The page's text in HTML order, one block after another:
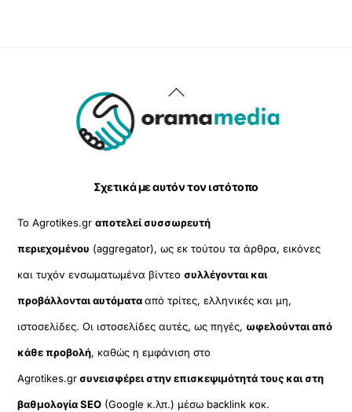
Back
To
Σχετικά με αυτόν τον ιστότοπο
Το Agrotikes.grαποτελεί συσσωρευτή
περιεχομένου (aggregator), ως εκ τούτου τα άρθρα, εικόνες
και τυχόν ενσωματωμένα βίντεοσυλλέγονται και
προβάλλονται αυτόματααπό τρίτες, ελληνικές και μη,
ιστοσελίδες. Οι ιστοσελίδες αυτές, ως πηγές, ωφελούνται από
κάθε προβολή, καθώς η εμφάνιση στο
Agrotikes.grσυνεισφέρει στην επισκεψιμότητά τους και στη
βαθμολογία SEO (Google κ.λπ.) μέσω backlink κοκ.